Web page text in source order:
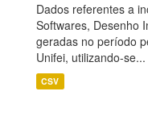
Dados referentes a
Softwares, Desenho
geradas no período
Unifei, utilizando-se...
CSV